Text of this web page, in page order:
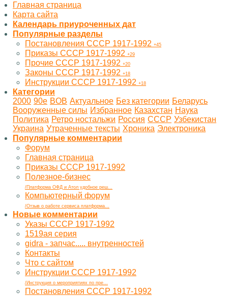
Главная страница
Карта сайта
Календарь приуроченных дат
Популярные разделы
Постановления СССР 1917-1992 +45
Приказы СССР 1917-1992 +29
Прочие СССР 1917-1992 +20
Законы СССР 1917-1992 +18
Инструкции СССР 1917-1992 +18
Категории
2000 90е BOB Актуальное Без категории Беларусь
Вооруженные силы Избранное Казахстан Наука
Политика Ретро ностальжи Россия СССР Узбекистан
Украина Утраченные тексты Хроника Электроника
Популярные комментарии
Форум
Главная страница
Приказы СССР 1917-1992
Полезное-бизнес
/Платформа ОФД и Атол удобное реш...
Компьютерный форум
/Отзыв о работе сервиса платформа...
Новые комментарии
Указы СССР 1917-1992
1519ая серия
gidra - запчас..... внутренностей
Контакты
Что с сайтом
Инструкции СССР 1917-1992
/Инструкция о мероприятиях по пре...
Постановления СССР 1917-1992